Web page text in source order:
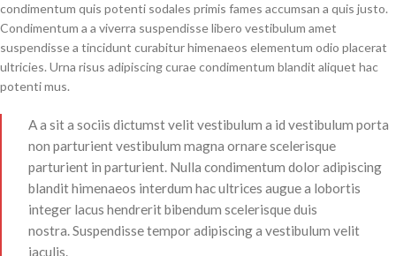
condimentum quis potenti sodales primis fames accumsan a quis justo.
Condimentum a a viverra suspendisse libero vestibulum amet
suspendisse a tincidunt curabitur himenaeos elementum odio placerat
ultricies. Urna risus adipiscing curae condimentum blandit aliquet hac
potenti mus.
A a sit a sociis dictumst velit vestibulum a id vestibulum porta
non parturient vestibulum magna ornare scelerisque
parturient in parturient. Nulla condimentum dolor adipiscing
blandit himenaeos interdum hac ultrices augue a lobortis
integer lacus hendrerit bibendum scelerisque duis
nostra. Suspendisse tempor adipiscing a vestibulum velit
iaculis.